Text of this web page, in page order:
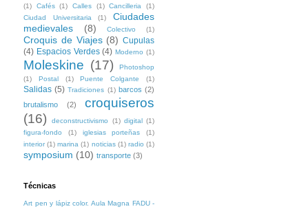
(1)
Cafés (1) Calles (1) Cancilleria
(1)
Ciudad Universitaria
(1)
Ciudades
medievales
(8) Colectivo (1)
Croquis de Viajes (8) Cupulas
(4) Espacios Verdes (4) Moderno (1)
Moleskine (17)
Photoshop
(1)
Postal (1) Puente Colgante (1)
Salidas (5) Tradiciones (1) barcos (2)
brutalismo
(2)
croquiseros
(16)
deconstructivismo (1) digital
(1)
figura-fondo
(1) iglesias porteñas
(1)
interior (1) marina (1) noticias (1) radio (1)
symposium (10) transporte (3)
Técnicas
Art pen y lápiz color. Aula Magna FADU -